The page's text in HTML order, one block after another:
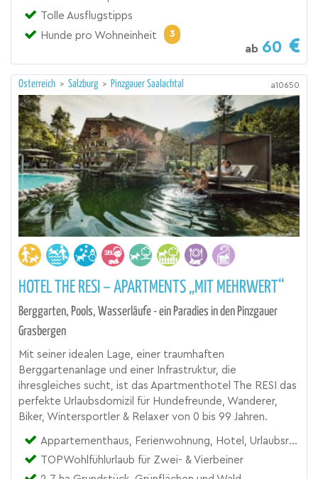
Tolle Ausflugstipps
Hunde pro Wohneinheit
3
ab 60
Österreich > Salzburg > Pinzgauer Saalachtal a10650
HOTEL THE RESI – APARTMENTS „MIT MEHRWERT“
Berggarten, Pools, Wasserläufe - ein Paradies in den Pinzgauer
Grasbergen
Mit seiner idealen Lage, einer traumhaften
Berggartenanlage und einer Infrastruktur, die
ihresgleiches sucht, ist das Apartmenthotel The RESI das
perfekte Urlaubsdomizil für Hundefreunde, Wanderer,
Biker, Wintersportler & Relaxer von 0 bis 99 Jahren.
Appartementhaus, Ferienwohnung, Hotel, Urlaubsresort
TOPWohlfühlurlaub für Zwei- & Vierbeiner